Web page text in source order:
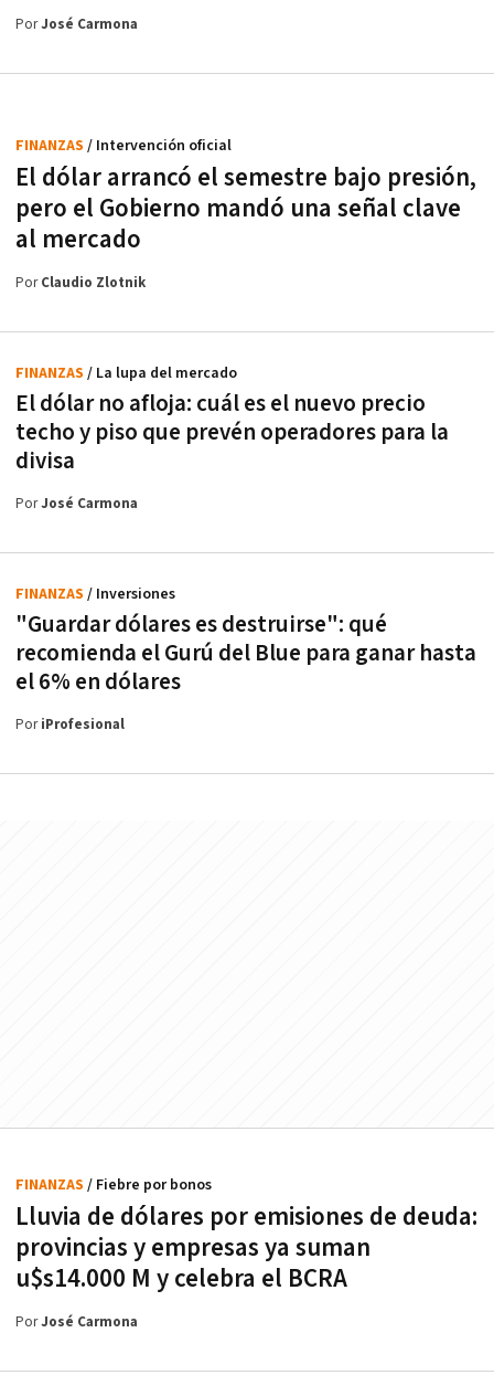
PorJosé Carmona
El dólar arrancó el semestre bajo presión,
pero el Gobierno mandó una señal clave
al mercado
FINANZAS / Intervención oficial
PorClaudio Zlotnik
El dólar no afloja: cuál es el nuevo precio
techo y piso que prevén operadores para la
divisa
FINANZAS / La lupa del mercado
PorJosé Carmona
"Guardar dólares es destruirse": qué
recomienda el Gurú del Blue para ganar hasta
el 6% en dólares
FINANZAS / Inversiones
PoriProfesional
Lluvia de dólares por emisiones de deuda:
provincias y empresas ya suman
u$s14.000 M y celebra el BCRA
FINANZAS / Fiebre por bonos
PorJosé Carmona